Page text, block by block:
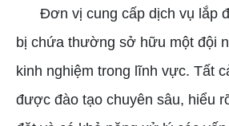
Đơn vị cung cấp dịch vụ lắp
bị chứa thường sở hữu một đội
kinh nghiệm trong lĩnh vực. Tất
được đào tạo chuyên sâu, hiểu